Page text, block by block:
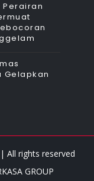
Perairan
Gelapkan
| All rights reserved
GROUP